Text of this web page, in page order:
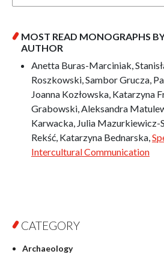
MOST READ MONOGRAPHS
AUTHOR
Anetta Buras-Marciniak,
Roszkowski, Sambor Grucza,
Joanna Kozłowska, Katarzyna
Grabowski, Aleksandra
Karwacka, Julia Mazurkiewicz-
Rekść, Katarzyna Bednarska,
Intercultural Communication
CATEGORY
Archaeology